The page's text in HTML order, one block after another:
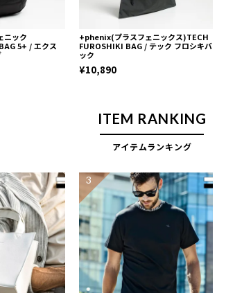
ニック
5+ / エクス
+phenix(プラスフェニックス)TECH
FUROSHIKI BAG / テック フロシキバ
ック
¥10,890
ITEM RANKING
アイテムランキング
3